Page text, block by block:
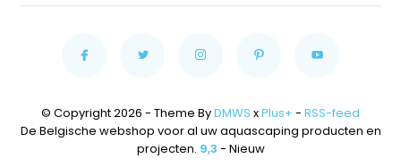
© Copyright 2026 - Theme ByDMWS xPlus+ - RSS-feed
De Belgische webshop voor al uw aquascaping producten en
projecten. 9,3 - Nieuw